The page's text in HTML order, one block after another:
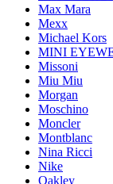
Max Mara
Mexx
Michael Kors
MINI
Missoni
Miu Miu
Morgan
Moschino
Moncler
Montblanc
Nina Ricci
Nike
Oakley